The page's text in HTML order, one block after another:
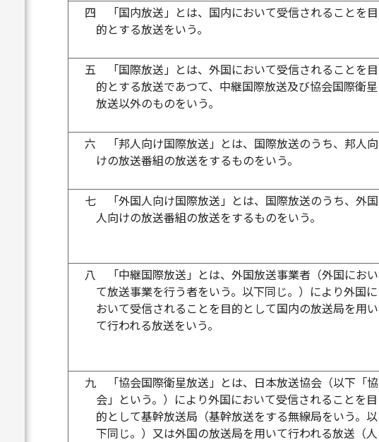
四
「国内放送」とは、国内において受信されることを目
的とする放送をいう。
五
「国際放送」とは、外国において受信されることを目
的とする放送であつて、中継国際放送及び協会国際衛星
放送以外のものをいう。
六
「邦人向け国際放送」とは、国際放送のうち、邦人向
けの放送番組の放送をするものをいう。
七
「外国人向け国際放送」とは、国際放送のうち、外国
人向けの放送番組の放送をするものをいう。
八
「中継国際放送」とは、外国放送事業者（外国におい
て放送事業を行う者をいう。以下同じ。）により外国に
おいて受信されることを目的として国内の放送局を用い
て行われる放送をいう。
九
「協会国際衛星放送」とは、日本放送協会（以下「協
会」という。）により外国において受信されることを目
的として基幹放送局（基幹放送をする無線局をいう。以
下同じ。）又は外国の放送局を用いて行われる放送（人